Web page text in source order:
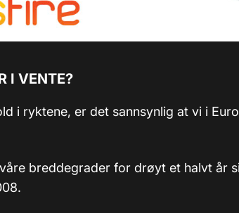
I VENTE?
i ryktene, er det sannsynlig at vi i
breddegrader for drøyt et halvt år